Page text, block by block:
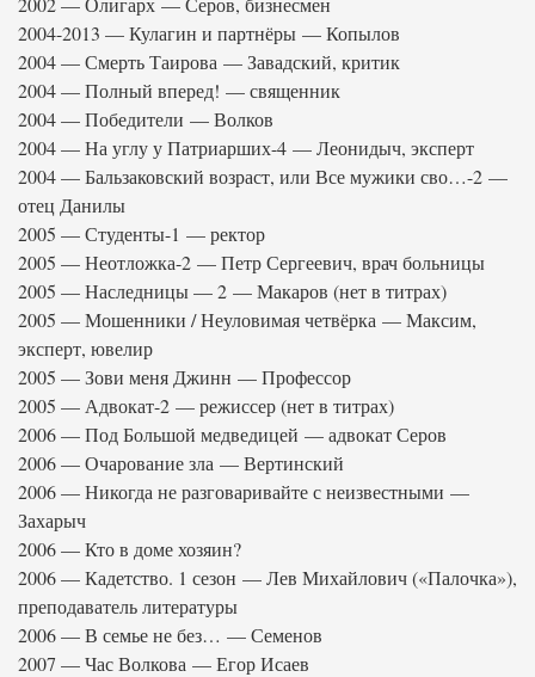
2004-2013 — Кулагин и партнёры — Копылов
2004 — Смерть Таирова — Завадский, критик
2004 — Полный вперед! — священник
2004 — Победители — Волков
2004 — На углу у Патриарших-4 — Леонидыч, эксперт
2004 — Бальзаковский возраст, или Все мужики сво…-2 —
отец Данилы
2005 — Студенты-1 — ректор
2005 — Неотложка-2 — Петр Сергеевич, врач больницы
2005 — Наследницы — 2 — Макаров (нет в титрах)
2005 — Мошенники / Неуловимая четвёрка — Максим,
эксперт, ювелир
2005 — Зови меня Джинн — Профессор
2005 — Адвокат-2 — режиссер (нет в титрах)
2006 — Под Большой медведицей — адвокат Серов
2006 — Очарование зла — Вертинский
2006 — Никогда не разговаривайте с неизвестными —
Захарыч
2006 — Кто в доме хозяин?
2006 — Кадетство. 1 сезон — Лев Михайлович («Палочка»),
преподаватель литературы
2006 — В семье не без… — Семенов
2007 — Час Волкова — Егор Исаев